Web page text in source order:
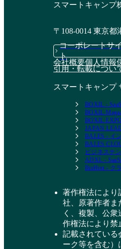
スマートキャンプ
〒108-0014 東京都
コーポレートサ
ト
会社概要個人情報
引用・転載につい
スマートキャンプ
BOXIL -
BOXIL
BOXIL
JAPAN
BALES - イ
BALES
ビジネステ
ADXL -
BizHint - ク
著作権法により
社、原著作者ま
く、複製、公
作権法により禁
記載されている
ーク等を含む）